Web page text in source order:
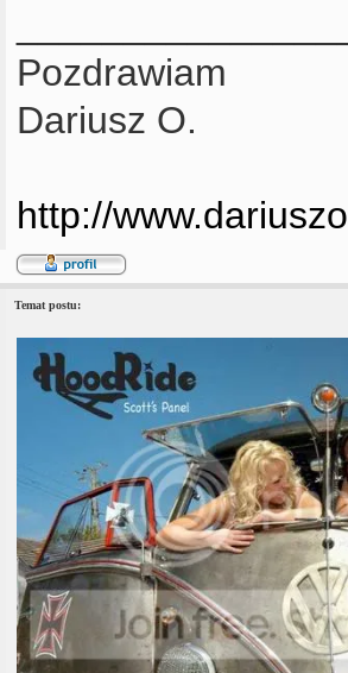
Pozdrawiam
Dariusz O.
http://
Temat postu: